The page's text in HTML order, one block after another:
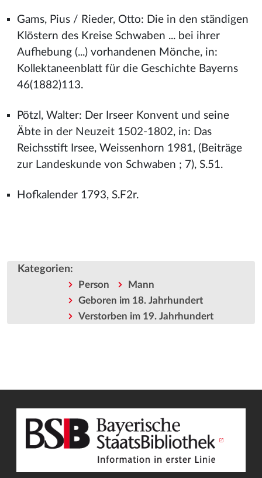
Gams, Pius / Rieder, Otto: Die in den ständigen
Klöstern des Kreise Schwaben ... bei ihrer
Aufhebung (...) vorhandenen Mönche, in:
Kollektaneenblatt für die Geschichte Bayerns
46(1882)113.
Pötzl, Walter: Der Irseer Konvent und seine
Äbte in der Neuzeit 1502-1802, in: Das
Reichsstift Irsee, Weissenhorn 1981, (Beiträge
zur Landeskunde von Schwaben ; 7), S.51.
Hofkalender 1793, S.F2r.
Kategorien:
Person
Mann
Geboren im 18. Jahrhundert
Verstorben im 19. Jahrhundert